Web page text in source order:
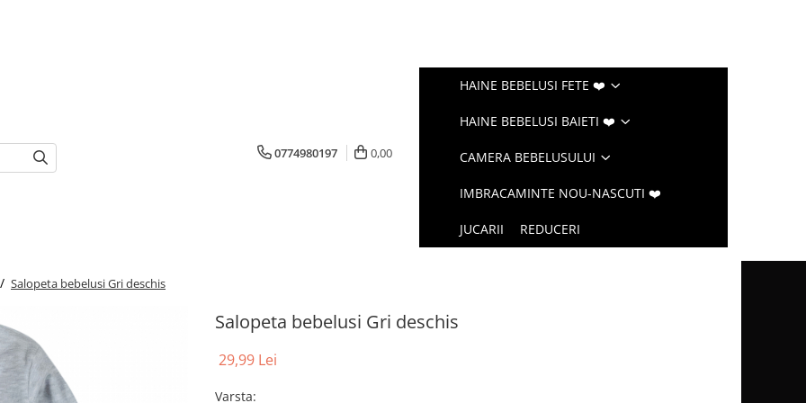
0774980197 0,00
HAINE BEBELUSI FETE ❤️
HAINE BEBELUSI BAIETI ❤️
CAMERA BEBELUSULUI
IMBRACAMINTE NOU-NASCUTI ❤️
JUCARII REDUCERI
Salopeta bebelusi Gri deschis
Salopeta bebelusi Gri deschis
29,99 Lei
Varsta: